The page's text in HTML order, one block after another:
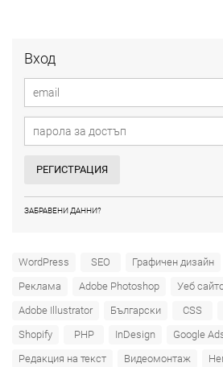
Вход
РЕГИСТРАЦИЯ
ЗАБРАВЕНИ ДАННИ?
WordPress SEO Графичен дизайн
Реклама
Adobe Photoshop Уеб
Adobe Illustrator
Български CSS
Shopify
PHP InDesign Google
Редакция на текст
Видеомонтаж